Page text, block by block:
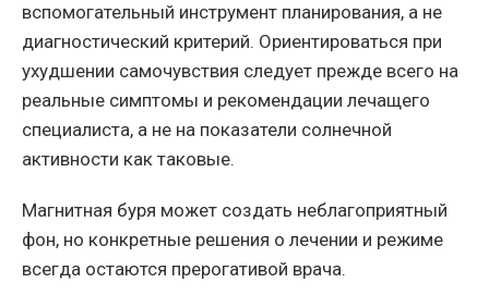
вспомогательный инструмент планирования, а не
диагностический критерий. Ориентироваться при
ухудшении самочувствия следует прежде всего на
реальные симптомы и рекомендации лечащего
специалиста, а не на показатели солнечной
активности как таковые.
Магнитная буря может создать неблагоприятный
фон, но конкретные решения о лечении и режиме
всегда остаются прерогативой врача.